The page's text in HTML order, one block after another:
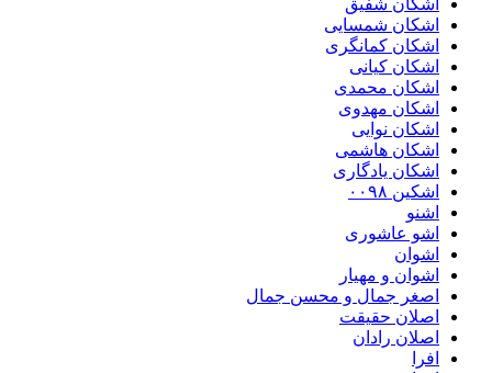
اشکان شفیق
اشکان شمسایی
اشکان‌ کمانگری
اشکان کیانی
اشکان محمدی
اشکان مهدوی
اشکان نوایی
اشکان هاشمی
اشکان یادگاری
اشکین ۰۰۹۸
اشنو
اشو عاشوری
اشوان
اشوان و مهیار
اصغر جمال و محسن جمال
اصلان حقیقت
اصلان رادان
افرا